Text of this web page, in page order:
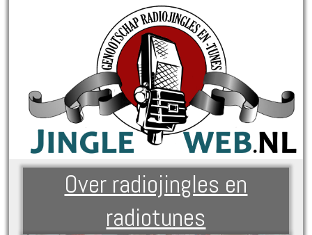
Over radiojingles en
radiotunes